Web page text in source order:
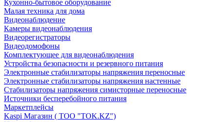
Кухонно-бытовое оборудование
Малая техника для дома
Видеонаблюдение
Камеры видеонаблюдения
Видеорегистраторы
Видеодомофоны
Комплектующее для видеонаблюдения
Устройства безопасности и резервного питания
Электронные стабилизаторы напряжения переносные
Электронные стабилизаторы напряжения настенные
Стабилизаторы напряжения симисторные переносные
Источники бесперебойного питания
Маркетплейсы
Kaspi Магазин ( ТОО "TOK.KZ")